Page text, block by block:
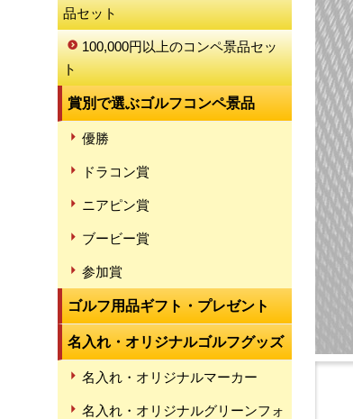
品セット
100,000円以上のコンペ景品セッ
ト
賞別で選ぶゴルフコンペ景品
優勝
ドラコン賞
ニアピン賞
ブービー賞
参加賞
ゴルフ用品ギフト・プレゼント
名入れ・オリジナルゴルフグッズ
名入れ・オリジナルマーカー
名入れ・オリジナルグリーンフォ